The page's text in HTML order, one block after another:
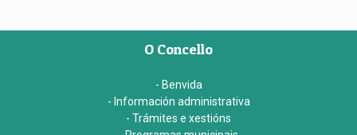
O Concello
- Benvida
- Información administrativa
- Trámites e xestións